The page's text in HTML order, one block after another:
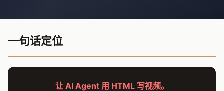
一句话定位
让 AI Agent 用 HTML 写视频。